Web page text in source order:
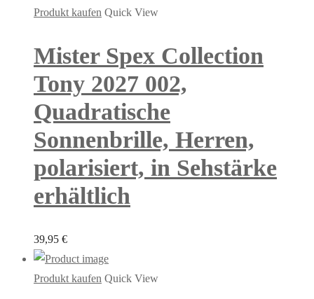
Produkt kaufen Quick View
Mister Spex Collection
Tony 2027 002,
Quadratische
Sonnenbrille, Herren,
polarisiert, in Sehstärke
erhältlich
39,95 €
Produkt kaufen Quick View